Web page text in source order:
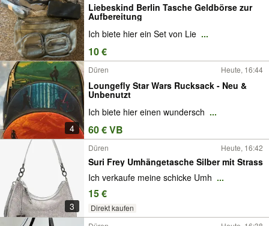
Nachrichten
Anzeige aufgeben
Liebeskind Berlin Tasche Geldbörse zur
Aufbereitung
Ich biete hier ein Set von Lie ...
10 €
4
Düren Heute, 16:44
Loungefly Star Wars Rucksack - Neu &
Unbenutzt
Ich biete hier einen wundersch ...
60 € VB
3
Düren Heute, 16:42
Suri Frey Umhängetasche Silber mit Strass
Ich verkaufe meine schicke Umh ...
15 €
Direkt kaufen